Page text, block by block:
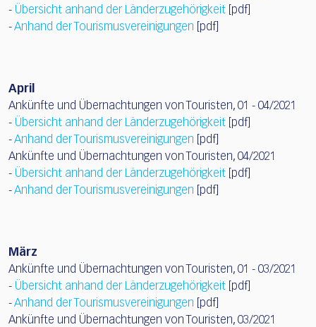
- Übersicht anhand der Länderzugehörigkeit [pdf]
-Anhand der Tourismusvereinigungen [pdf]
April
Ankünfte und Übernachtungen von Touristen, 01 - 04/2021
- Übersicht anhand der Länderzugehörigkeit [pdf]
-Anhand der Tourismusvereinigungen [pdf]
Ankünfte und Übernachtungen von Touristen, 04/2021
- Übersicht anhand der Länderzugehörigkeit [pdf]
-Anhand der Tourismusvereinigungen [pdf]
März
Ankünfte und Übernachtungen von Touristen, 01 - 03/2021
- Übersicht anhand der Länderzugehörigkeit [pdf]
-Anhand der Tourismusvereinigungen [pdf]
Ankünfte und Übernachtungen von Touristen, 03/2021